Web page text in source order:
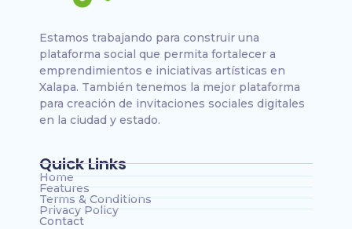
Estamos trabajando para construir una
plataforma social que permita fortalecer a
emprendimientos e iniciativas artísticas en
Xalapa. También tenemos la mejor plataforma
para creación de invitaciones sociales digitales
en la ciudad y estado.
Quick Links
Home
Features
Terms & Conditions
Privacy Policy
Contact